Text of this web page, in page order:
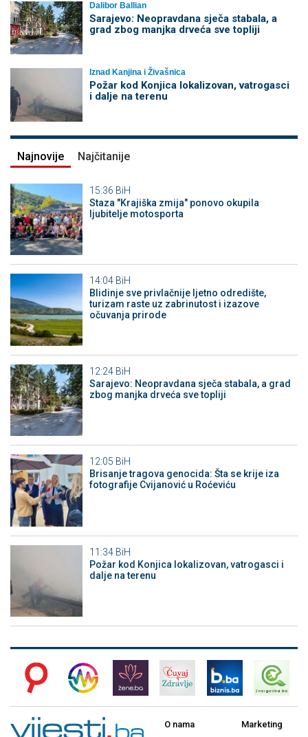
Dalibor Ballian
Sarajevo: Neopravdana sječa stabala, a
grad zbog manjka drveća sve topliji
Iznad Kanjina i Živašnica
Požar kod Konjica lokalizovan, vatrogasci
i dalje na terenu
Najnovije Najčitanije
15:36 BiH
Staza "Krajiška zmija" ponovo okupila
ljubitelje motosporta
14:04 BiH
Blidinje sve privlačnije ljetno odredište,
turizam raste uz zabrinutost i izazove
očuvanja prirode
12:24 BiH
Sarajevo: Neopravdana sječa stabala, a grad
zbog manjka drveća sve topliji
12:05 BiH
Brisanje tragova genocida: Šta se krije iza
fotografije Cvijanović u Roćeviću
11:34 BiH
Požar kod Konjica lokalizovan, vatrogasci i
dalje na terenu
O nama Marketing